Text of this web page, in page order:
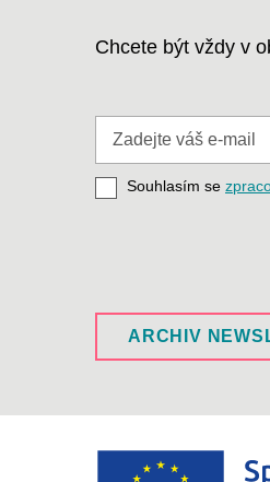
Chcete být vždy v
e-
mail
Souhlasím se
ARCHIV